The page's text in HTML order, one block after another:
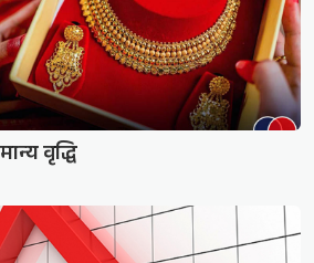
वृद्धि